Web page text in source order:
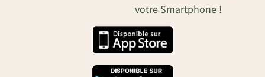
votre Smartphone !